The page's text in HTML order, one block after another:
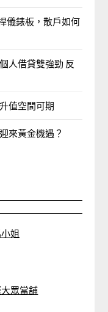
儀錶板，散戶如何
人借貸雙強勁 反
值空間可期
來黃金機遇？
小姐
眾當舖